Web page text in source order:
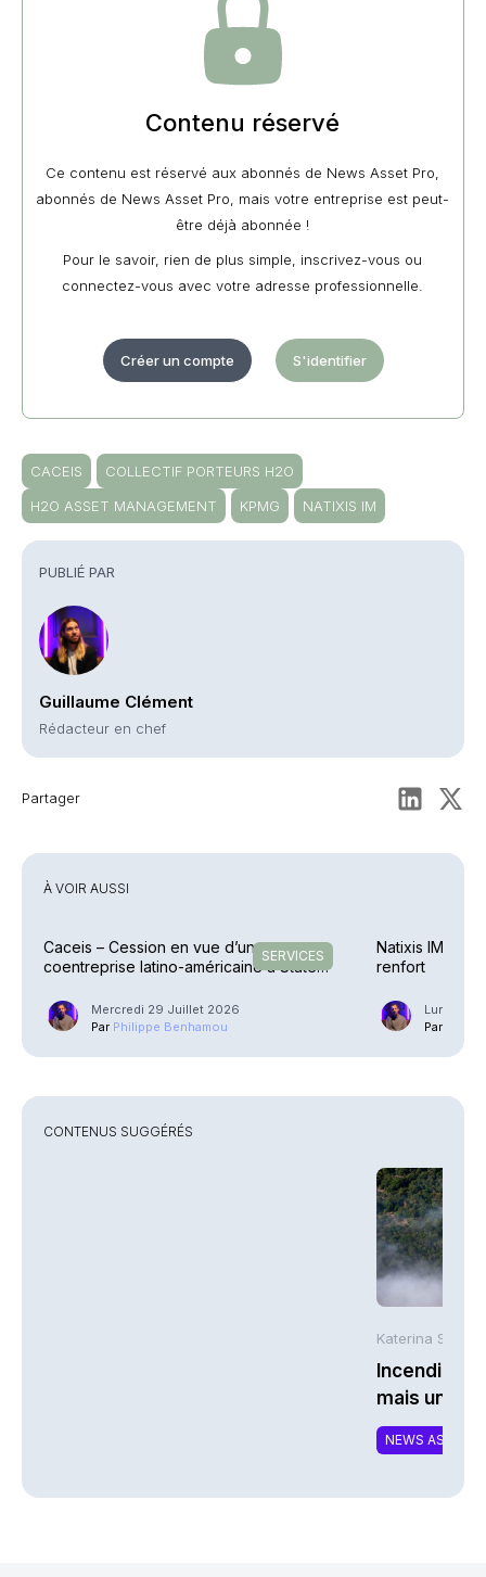
PUBLIÉ PAR
Guillaume Clément
Rédacteur en chef
Partager
Contenu réservé
Ce contenu est réservé aux abonnés de News Asset Pro,
abonnés de News Asset Pro, mais votre entreprise est peut-
être déjà abonnée !
Pour le savoir, rien de plus simple, inscrivez-vous ou
connectez-vous avec votre adresse professionnelle.
Créer un compte S'identifier
CACEIS
COLLECTIF PORTEURS H2O
H2O ASSET MANAGEMENT
KPMG NATIXIS IM
À VOIR AUSSI
SERVICES
Caceis – Cession en vue d’une
coentreprise latino-américaine à State
Mercredi 29 Juillet 2026
Par Philippe Benhamou
Natixis IM –
renfort
Lundi 27
Par
CONTENUS SUGGÉRÉS
Katerina
Incendies :
mais une
NEWS